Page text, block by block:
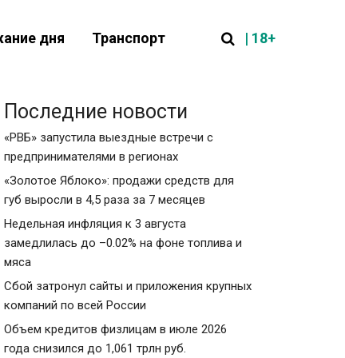
дня Транспорт | 18+
Последние новости
«РВБ» запустила выездные встречи с
предпринимателями в регионах
«Золотое Яблоко»: продажи средств для
губ выросли в 4,5 раза за 7 месяцев
Недельная инфляция к 3 августа
замедлилась до –0.02% на фоне топлива и
мяса
Сбой затронул сайты и приложения крупных
компаний по всей России
Объем кредитов физлицам в июле 2026
года снизился до 1,061 трлн руб.